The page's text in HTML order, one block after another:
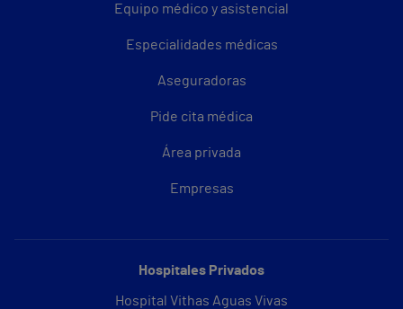
Equipo médico y asistencial
Especialidades médicas
Aseguradoras
Pide cita médica
Área privada
Empresas
Hospitales Privados
Hospital Vithas Aguas Vivas